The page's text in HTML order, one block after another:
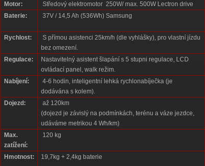
Motor:
Středový elektromotor 250W/ max. 500W Lectron drive
Baterie:
37V / 14,5 Ah (536Wh) Samsung
Rychlost:
S přímou asistenci 25km/h (dle vyhlášky), pro vlastní jízdu
bez omezení.
Regulace:
Nastavitelný asistent šlapání s 5 stupni regulace, LCD
ovládací panel, walk režim.
Nabíjení:
4-6 hodin, inteligentní lehká rychlonabíječka (je
dodávána s kolem).
Dojezd:
až 120km
(dojezd je závislý na podmínkách, terénu a váze jezdce,
udáváme metrikou 4 Wh/km)
Max.
zatížení:
120 kg
Hmotnost: 19,7kg + 2,4kg baterie